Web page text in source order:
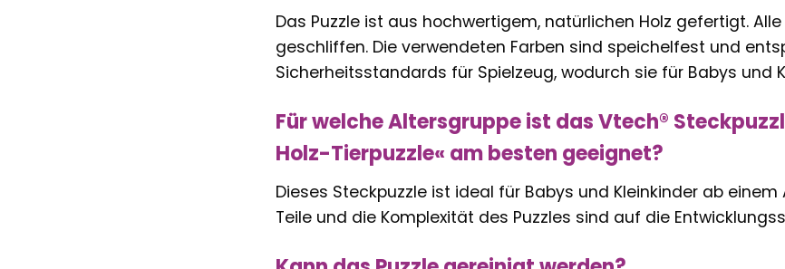
Das Puzzle ist aus hochwertigem, natürlichen Holz gefertigt.
geschliffen. Die verwendeten Farben sind speichelfest und
Sicherheitsstandards für Spielzeug, wodurch sie für Babys und
Für welche Altersgruppe ist das Vtech®
Holz-Tierpuzzle« am besten geeignet?
Dieses Steckpuzzle ist ideal für Babys und Kleinkinder ab
Teile und die Komplexität des Puzzles sind auf die